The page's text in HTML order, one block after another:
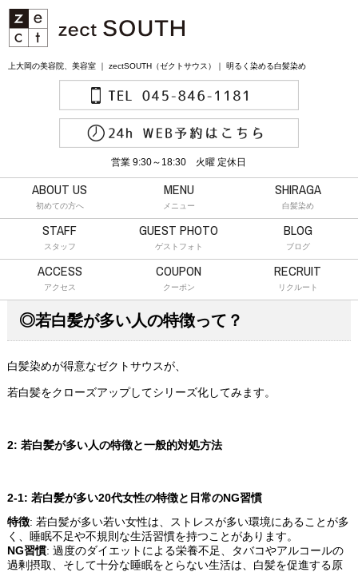
上大岡の美容院、美容室 ｜ zectSOUTH（ゼクトサウス）｜ 明るく染める白髪染め
営業 9:30～18:30 火曜 定休日
ABOUT US
初めての方へ
MENU
メニュー
SHIRAGA
白髪染め
STAFF
スタッフ
GUEST PHOTO
ゲストフォト
BLOG
ブログ
ACCESS
アクセス
COUPON
クーポン
RECRUIT
リクルート
◎若白髪が多い人の特徴って？
白髪染めが得意なゼクトサウスが、
若白髪をクローズアップしてシリーズ化してみます。
2: 若白髪が多い人の特徴と一般的対処方法
2-1: 若白髪が多い20代女性の特徴と日常のNG習慣
特徴: 若白髪が多い若い女性は、ストレスが多い環境にあることが多
く、睡眠不足や不規則な生活習慣を持つことがあります。
NG習慣: 過度のダイエットによる栄養不足、タバコやアルコールの
過剰摂取、そして十分な睡眠をとらない生活は、白髪を促進する原